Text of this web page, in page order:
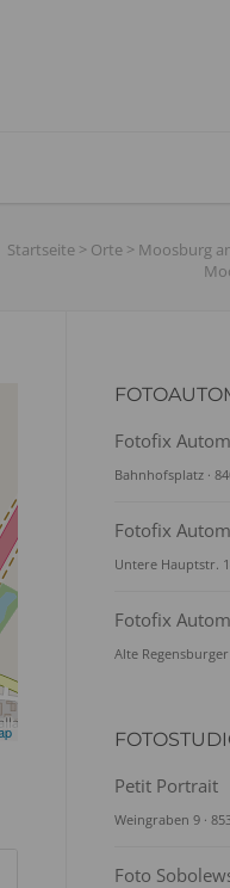
Startseite > Orte > Moosburg
Fotofix
Bahnhofsplatz ·
Fotofix
Untere Hauptstr.
Fotofix
Alte
Petit Portrait
Weingraben 9 ·
Foto